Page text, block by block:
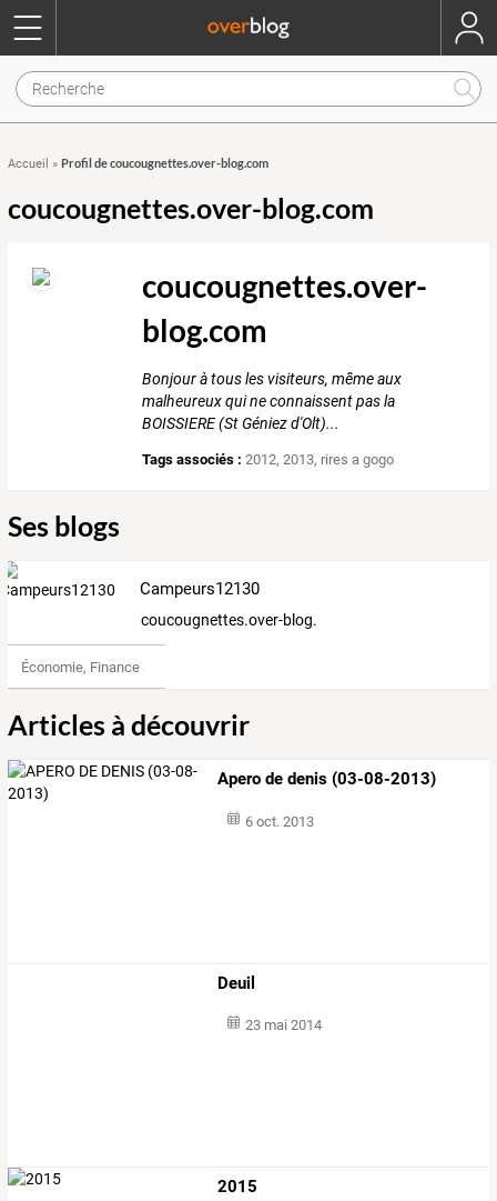
Accueil » Profil de coucougnettes.over-blog.com
coucougnettes.over-blog.com
coucougnettes.over-
blog.com
Bonjour à tous les visiteurs, même aux
malheureux qui ne connaissent pas la
BOISSIERE (St Géniez d'Olt)...
Tags associés : 2012,2013, rires a gogo
Ses blogs
Campeurs12130
coucougnettes.over-blog.com
Économie, Finance & Droit
Articles à découvrir
Apero de denis (03-08-2013)
6 oct. 2013
Deuil
23 mai 2014
2015